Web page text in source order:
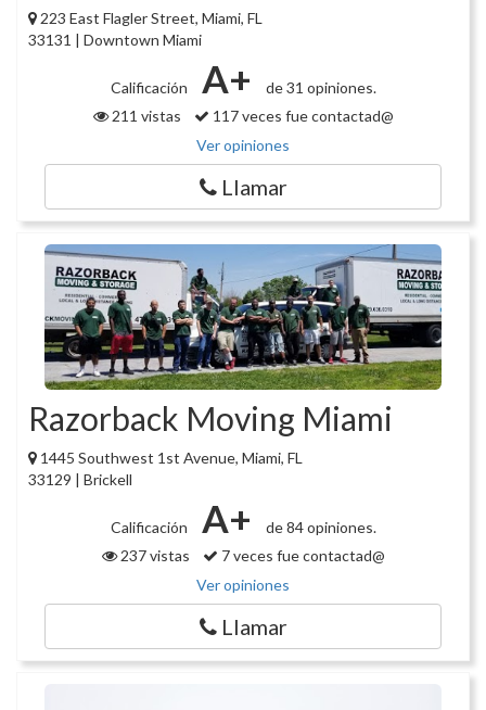
223 East Flagler Street, Miami, FL
33131 | Downtown Miami
Calificación A+
de 31 opiniones.
211 vistas
117 veces fue contactad@
Ver opiniones
Llamar
Razorback Moving Miami
1445 Southwest 1st Avenue, Miami, FL
33129 | Brickell
Calificación A+
de 84 opiniones.
237 vistas
7 veces fue contactad@
Ver opiniones
Llamar